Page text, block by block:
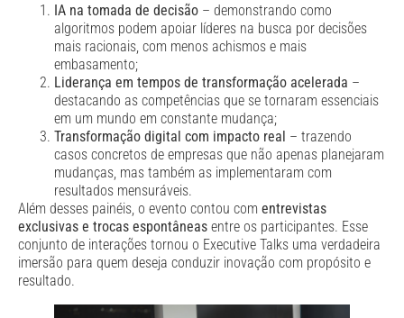
IA na tomada de decisão – demonstrando como
algoritmos podem apoiar líderes na busca por decisões
mais racionais, com menos achismos e mais
embasamento;
Liderança em tempos de transformação acelerada –
destacando as competências que se tornaram essenciais
em um mundo em constante mudança;
Transformação digital com impacto real – trazendo
casos concretos de empresas que não apenas planejaram
mudanças, mas também as implementaram com
resultados mensuráveis.
Além desses painéis, o evento contou com entrevistas
exclusivas e trocas espontâneas entre os participantes. Esse
conjunto de interações tornou o Executive Talks uma verdadeira
imersão para quem deseja conduzir inovação com propósito e
resultado.